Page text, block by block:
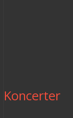
Koncerter